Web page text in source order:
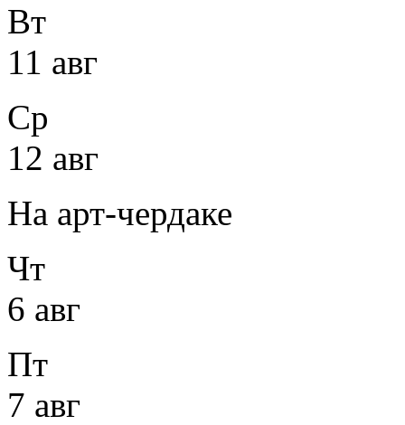
Вт
11 авг
Ср
12 авг
На арт-чердаке
Чт
6 авг
Пт
7 авг